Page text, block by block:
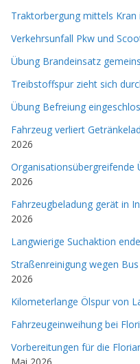
Traktorbergung mittels Kran
Verkehrsunfall Pkw und
Übung Brandeinsatz
Treibstoffspur zieht sich
Übung Befreiung
Fahrzeug verliert
2026
Organisationsübergreifende
2026
Fahrzeugbeladung gerät in
2026
Langwierige Suchaktion
Straßenreinigung wegen
2026
Kilometerlange Ölspur von
Fahrzeugeinweihung bei
Vorbereitungen für die
Mai 2026